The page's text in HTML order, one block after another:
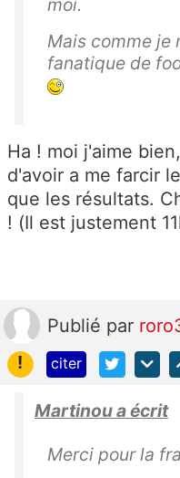
Mais comme je
fanatique de
Ha ! moi j'aime
d'avoir a me farcir
que les résultats.
! (Il est justement
Publié par
!
citer
Martinou a écrit
Merci pour la